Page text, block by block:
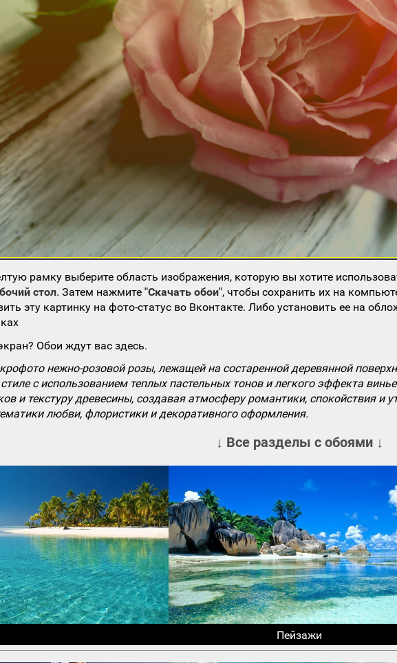
рамку выберите область изображения, которую вы хотите
стол. Затем нажмите"Скачать обои", чтобы сохранить их на
эту картинку на фото-статус во Вконтакте. Либо установить ее на
Обои ждут вас здесь.
нежно-розовой розы, лежащей на состаренной деревянной
с использованием теплых пастельных тонов и легкого эффекта
и текстуру древесины, создавая атмосферу романтики, спокойствия
любви, флористики и декоративного оформления.
↓ Все разделы с обоями ↓
Пейзажи